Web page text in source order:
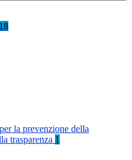
18
la prevenzione della
trasparenza 1